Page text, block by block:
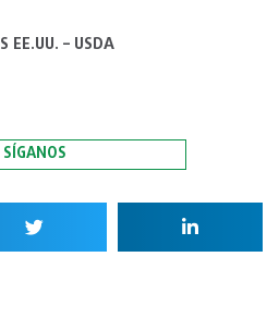
EE.UU. – USDA
SÍGANOS